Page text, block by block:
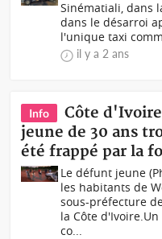
Sinématiali, dans
dans le désarroi
l'unique taxi
il y a 2 ans
Info
Côte
jeune de 30 ans
été frappé par la
Le défunt jeune
les habitants de
sous-préfecture
la Côte
co...